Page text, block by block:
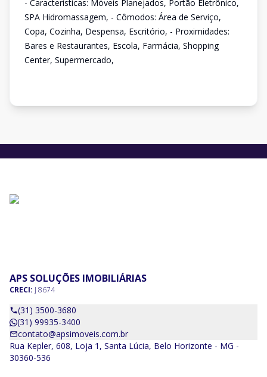
- Características: Móveis Planejados, Portão Eletrônico,
SPA Hidromassagem, - Cômodos: Área de Serviço,
Copa, Cozinha, Despensa, Escritório, - Proximidades:
Bares e Restaurantes, Escola, Farmácia, Shopping
Center, Supermercado,
APS SOLUÇÕES IMOBILIÁRIAS
CRECI: J 8674
(31) 3500-3680
(31) 99935-3400
contato@apsimoveis.com.br
Rua Kepler, 608, Loja 1, Santa Lúcia, Belo Horizonte - MG -
30360-536